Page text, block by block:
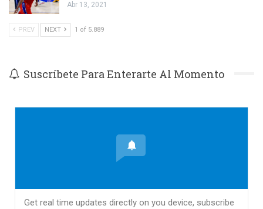
Abr 13, 2021
PREV NEXT 1 of 5.889
Suscríbete Para Enterarte Al Momento
Get real time updates directly on you device, subscribe